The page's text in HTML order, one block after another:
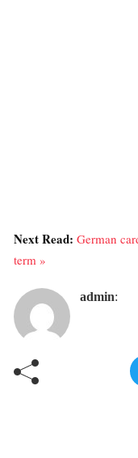
Next Read: German
term »
admin: